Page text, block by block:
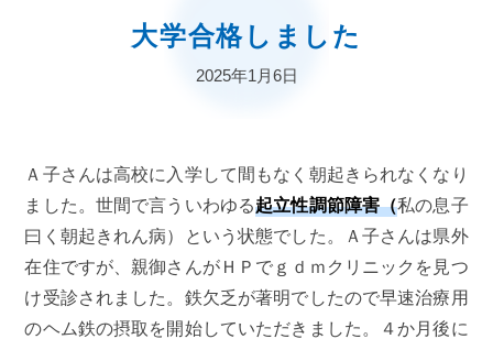
大学合格しました
2025年1月6日
Ａ子さんは高校に入学して間もなく朝起きられなくなり
ました。世間で言ういわゆる起立性調節障害（私の息子
曰く朝起きれん病）という状態でした。Ａ子さんは県外
在住ですが、親御さんがＨＰでｇｄｍクリニックを見つ
け受診されました。鉄欠乏が著明でしたので早速治療用
のヘム鉄の摂取を開始していただきました。４か月後に